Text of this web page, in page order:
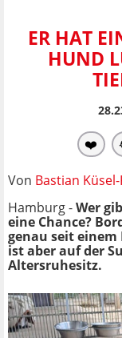
ER HAT
HUND
❤️
Von Bastian
Hamburg -Wer
eine Chance?
genau seit
ist aber auf der
Altersruhesitz.